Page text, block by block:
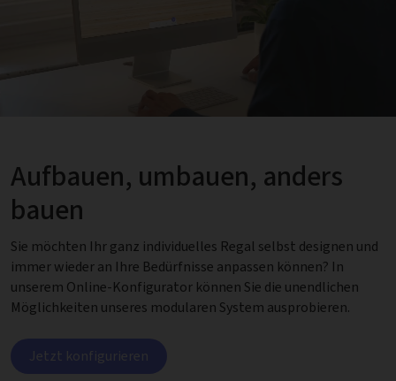
Aufbauen, umbauen, anders
bauen
Sie möchten Ihr ganz individuelles Regal selbst designen und
immer wieder an Ihre Bedürfnisse anpassen können? In
unserem Online-Konfigurator können Sie die unendlichen
Möglichkeiten unseres modularen System ausprobieren.
Jetzt konfigurieren